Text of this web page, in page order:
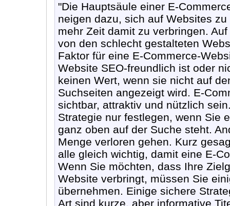
"Die Hauptsäule einer E-
neigen dazu, sich auf Websites
mehr Zeit damit zu verbringen.
von den schlecht gestalteten
Faktor für eine E-Commerce-
Website SEO-freundlich ist oder
keinen Wert, wenn sie nicht auf
Suchseiten angezeigt wird. E-
sichtbar, attraktiv und nützlich
Strategie nur festlegen, wenn Sie
ganz oben auf der Suche steht.
Menge verloren gehen. Kurz
alle gleich wichtig, damit eine E-
Wenn Sie möchten, dass Ihre
Website verbringt, müssen Sie
übernehmen. Einige sichere
Art sind kurze, aber informative